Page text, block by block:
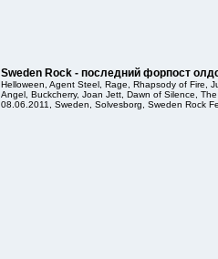
Sweden Rock - последний форпост
Helloween, Agent Steel, Rage, Rhapsody of Fire,
Angel, Buckcherry, Joan Jett, Dawn of Silence,
08.06.2011, Sweden, Solvesborg, Sweden Rock